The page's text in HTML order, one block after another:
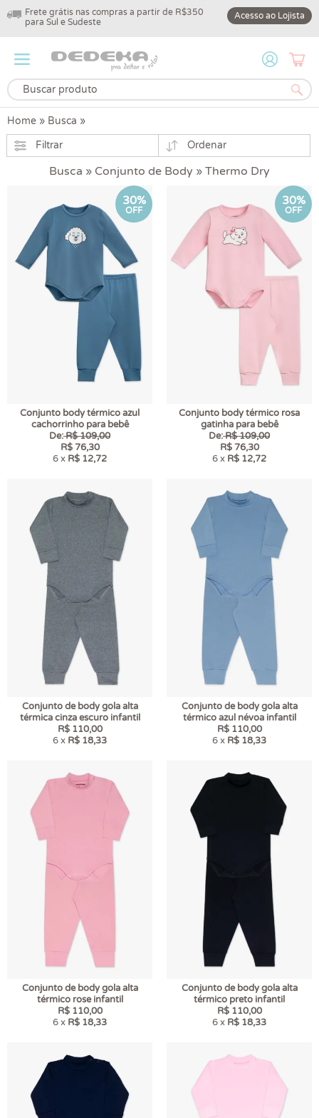
Frete grátis nas compras a partir de R$350
para Sul e Sudeste
10% off na
DEDEKA10
Acesso ao Lojista
Home » Busca »
Filtrar
Ordenar
Busca » Conjunto de Body » Thermo Dry
30%
OFF
Conjunto body térmico azul
cachorrinho para bebê
De:R$ 109,00
R$ 76,30
6 x R$ 12,72
30%
OFF
Conjunto body térmico rosa
gatinha para bebê
De:R$ 109,00
R$ 76,30
6 x R$ 12,72
Conjunto de body gola alta
térmica cinza escuro infantil
R$ 110,00
6 x R$ 18,33
Conjunto de body gola alta
térmico azul névoa infantil
R$ 110,00
6 x R$ 18,33
Conjunto de body gola alta
térmico rose infantil
R$ 110,00
6 x R$ 18,33
Conjunto de body gola alta
térmico preto infantil
R$ 110,00
6 x R$ 18,33